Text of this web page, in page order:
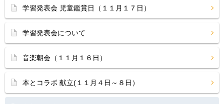
学習発表会 児童鑑賞日（１１月１７日）
学習発表会について
音楽朝会（１１月１６日）
本とコラボ 献立(１１月４日～８日）